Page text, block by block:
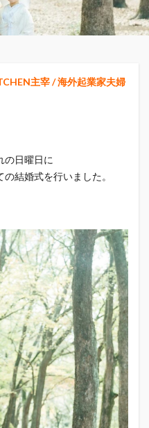
主宰 / 海外起業家夫婦
の日曜日に
結婚式を行いました。